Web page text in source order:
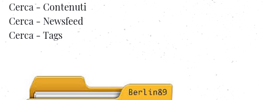
Cerca - Contenuti
Cerca - Newsfeed
Cerca - Tags